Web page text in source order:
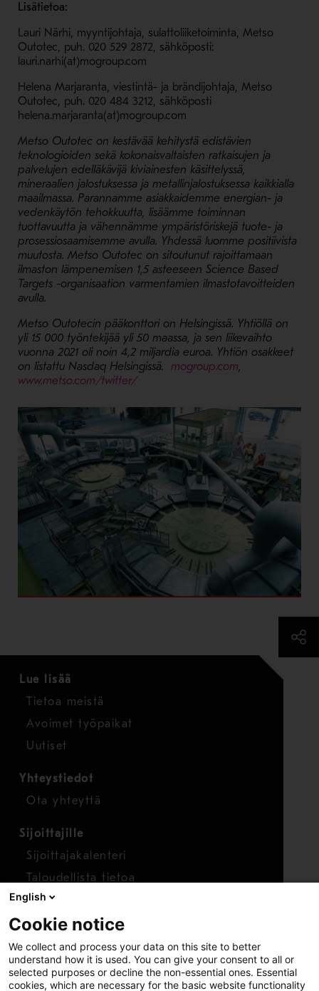
Lisätietoa:
Lauri Närhi, myyntijohtaja, sulattoliiketoiminta, Metso
Outotec, puh. 020 529 2872, sähköposti:
lauri.narhi(at)mogroup.com
Helena Marjaranta, viestintä- ja brändijohtaja, Metso
Outotec, puh. 020 484 3212, sähköposti
helena.marjaranta(at)mogroup.com
Metso Outotec on kestävää kehitystä edistävien
teknologioiden sekä kokonaisvaltaisten ratkaisujen ja
palvelujen edelläkävijä kiviainesten käsittelyssä,
mineraalien jalostuksessa ja metallinjalostuksessa kaikkialla
maailmassa. Parannamme asiakkaidemme energian- ja
vedenkäytön tehokkuutta, lisäämme toiminnan
tuottavuutta ja vähennämme ympäristöriskejä tuote- ja
prosessiosaamisemme avulla. Yhdessä luomme positiivista
muutosta. Metso Outotec on sitoutunut rajoittamaan
ilmaston lämpenemisen 1,5 asteeseen Science Based
Targets -organisaation varmentamien ilmastotavoitteiden
avulla.
Metso Outotecin pääkonttori on Helsingissä. Yhtiöllä on
yli 15 000 työntekijää yli 50 maassa, ja sen liikevaihto
vuonna 2021 oli noin 4,2 miljardia euroa. Yhtiön osakkeet
on listattu Nasdaq Helsingissä.
mogroup.com- Avaa uudessa
,
www.metso.com/twitter/- Avaa uudessa ikkunassa
Lue lisää
Tietoa meistä
Avoimet työpaikat
Uutiset
Yhteystiedot
Ota yhteyttä
Sijoittajille
Sijoittajakalenteri
Taloudellista tietoa
Osakkeet
Raportoi huolenaihe
Whistleblower-työkalu
English
Cookie notice
We collect and process your data on this site to better
understand how it is used. You can give your consent to all or
selected purposes or decline the non-essential ones. Essential
cookies, which are necessary for the basic website functionality